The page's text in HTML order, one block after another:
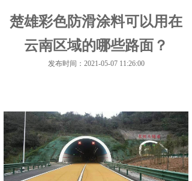
楚雄彩色防滑涂料可以用在
云南区域的哪些路面？
发布时间：2021-05-07 11:26:00